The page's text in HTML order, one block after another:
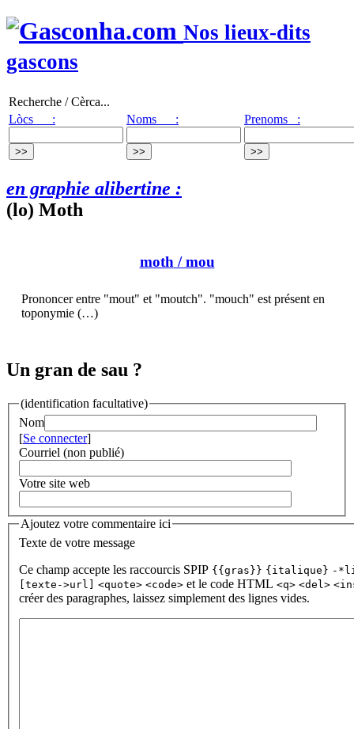
Nos lieux-dits
gascons
Recherche / Cèrca...
Lòcs :
Noms : Prenoms :
en graphie alibertine :
(lo) Moth
moth/ mou
Prononcer entre "mout" et "moutch". "mouch" est présent en
toponymie (…)
Un gran de sau ?
(identification facultative)
Nom
[Se connecter]
Courriel (non publié)
Votre site web
Ajoutez votre commentaire ici
Texte de votre message
Ce champ accepte les raccourcis SPIP {{gras}} {italique} -
[texte->url] <quote> <code> et le code HTML <q> <del>
créer des paragraphes, laissez simplement des lignes vides.